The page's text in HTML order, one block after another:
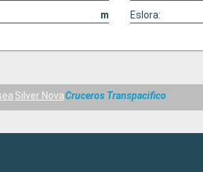
m Eslora:
Silver NovaCruceros Transpacifico